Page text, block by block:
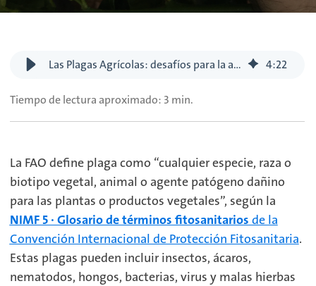
Las Plagas Agrícolas: desafíos para la agricultura en tiempos de cambio climático 4:22
Tiempo de lectura aproximado: 3 min.
La FAO define plaga como “cualquier especie, raza o
biotipo vegetal, animal o agente patógeno dañino
para las plantas o productos vegetales”, según la
NIMF 5 · Glosario de términos fitosanitarios de la
Convención Internacional de Protección Fitosanitaria.
Estas plagas pueden incluir insectos, ácaros,
nematodos, hongos, bacterias, virus y malas hierbas